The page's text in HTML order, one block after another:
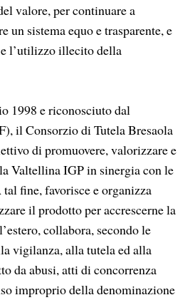
valore, per continuare a
un sistema equo e trasparente, e
l’utilizzo illecito della
1998 e riconosciuto dal
il Consorzio di Tutela Bresaola
di promuovere, valorizzare e
Valtellina IGP in sinergia con le
tal fine, favorisce e organizza
il prodotto per accrescerne la
collabora, secondo le
vigilanza, alla tutela ed alla
da abusi, atti di concorrenza
improprio della denominazione